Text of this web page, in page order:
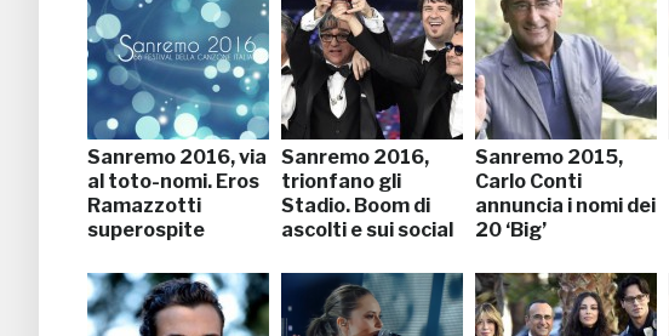
Sanremo 2016, via
al toto-nomi. Eros
Ramazzotti
superospite
Sanremo 2016,
trionfano gli
Stadio. Boom di
ascolti e sui social
Sanremo 2015,
Carlo Conti
annuncia i nomi dei
20 ‘Big’